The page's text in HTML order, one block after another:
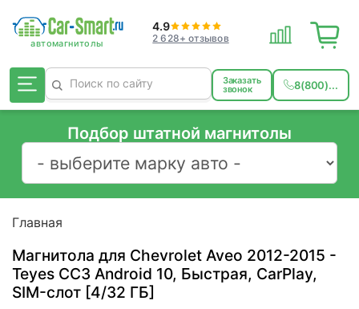
4.9
2 628+ отзывов
Заказать
звонок 8(800)...
Подбор штатной магнитолы
Главная
Магнитола для Chevrolet Aveo 2012-2015 -
Teyes CC3 Android 10, Быстрая, CarPlay,
SIM-слот [4/32 ГБ]